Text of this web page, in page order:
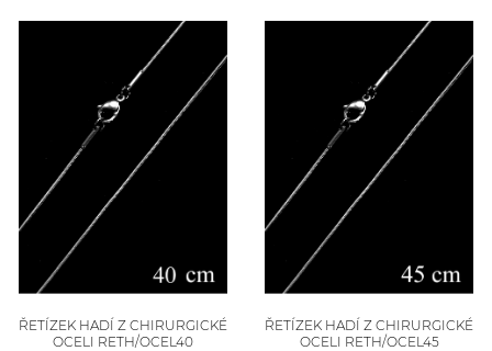
ŘETÍZEK HADÍ Z CHIRURGICKÉ
OCELI RETH/OCEL40
ŘETÍZEK HADÍ Z CHIRURGICKÉ
OCELI RETH/OCEL45